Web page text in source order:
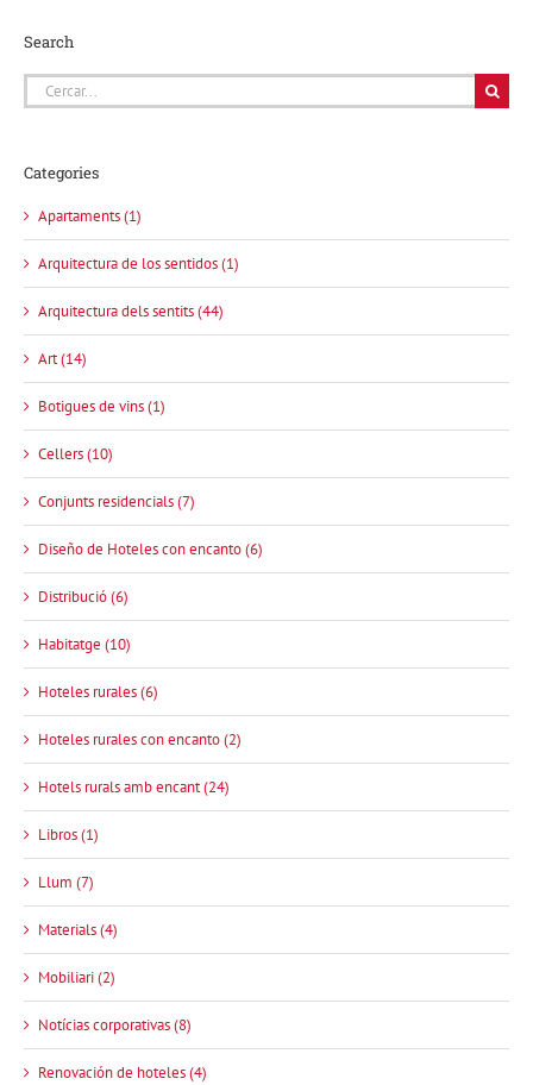
Search
Cerca
…
Categories
Apartaments (1)
Arquitectura de los sentidos (1)
Arquitectura dels sentits (44)
Art (14)
Botigues de vins (1)
Cellers (10)
Conjunts residencials (7)
Diseño de Hoteles con encanto (6)
Distribució (6)
Habitatge (10)
Hoteles rurales (6)
Hoteles rurales con encanto (2)
Hotels rurals amb encant (24)
Libros (1)
Llum (7)
Materials (4)
Mobiliari (2)
Notícias corporativas (8)
Renovación de hoteles (4)